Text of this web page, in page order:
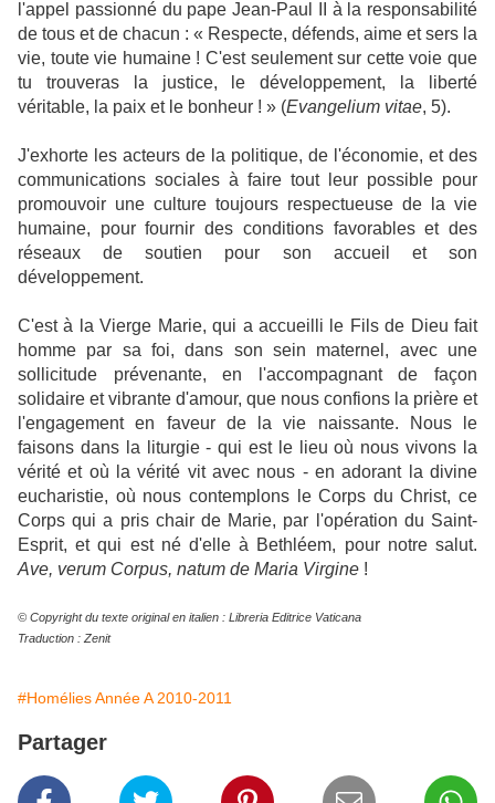
l'appel passionné du pape Jean-Paul II à la responsabilité
de tous et de chacun : « Respecte, défends, aime et sers la
vie, toute vie humaine ! C'est seulement sur cette voie que
tu trouveras la justice, le développement, la liberté
véritable, la paix et le bonheur ! » (Evangelium vitae, 5).
J'exhorte les acteurs de la politique, de l'économie, et des
communications sociales à faire tout leur possible pour
promouvoir une culture toujours respectueuse de la vie
humaine, pour fournir des conditions favorables et des
réseaux de soutien pour son accueil et son
développement.
C'est à la Vierge Marie, qui a accueilli le Fils de Dieu fait
homme par sa foi, dans son sein maternel, avec une
sollicitude prévenante, en l'accompagnant de façon
solidaire et vibrante d'amour, que nous confions la prière et
l'engagement en faveur de la vie naissante. Nous le
faisons dans la liturgie - qui est le lieu où nous vivons la
vérité et où la vérité vit avec nous - en adorant la divine
eucharistie, où nous contemplons le Corps du Christ, ce
Corps qui a pris chair de Marie, par l'opération du Saint-
Esprit, et qui est né d'elle à Bethléem, pour notre salut.
Ave, verum Corpus, natum de Maria Virgine !
© Copyright du texte original en italien : Libreria Editrice Vaticana
Traduction : Zenit
#Homélies Année A 2010-2011
Partager